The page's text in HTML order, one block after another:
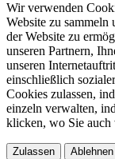
Wir verwenden
Website zu sammeln
der Website zu
unseren Partnern,
unseren
einschließlich
Cookies zulassen,
einzeln verwalten,
klicken, wo Sie auch
Zulassen
Ablehnen